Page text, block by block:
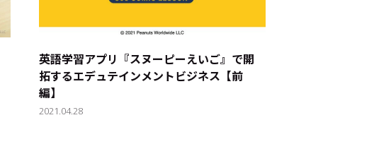
英語学習アプリ『スヌーピーえいご』で開
拓するエデュテインメントビジネス【前
編】
2021.04.28